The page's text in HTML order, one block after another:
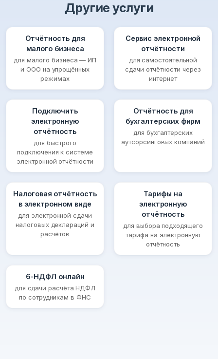
Другие услуги
Отчётность для
малого бизнеса
для малого бизнеса — ИП
и ООО на упрощённых
режимах
Сервис электронной
отчётности
для самостоятельной
сдачи отчётности через
интернет
Подключить
электронную
отчётность
для быстрого
подключения к системе
электронной отчётности
Отчётность для
бухгалтерских фирм
для бухгалтерских
аутсорсинговых компаний
Налоговая отчётность
в электронном виде
для электронной сдачи
налоговых деклараций и
расчётов
Тарифы на
электронную
отчётность
для выбора подходящего
тарифа на электронную
отчётность
6-НДФЛ онлайн
для сдачи расчёта НДФЛ
по сотрудникам в ФНС